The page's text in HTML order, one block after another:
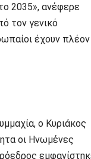
2035», ανέφερε
τον γενικό
έχουν πλέον
ο Κυριάκος
οι Ηνωμένες